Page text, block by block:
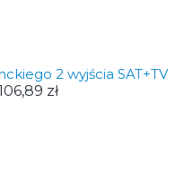
2 wyjścia SAT+TV
zł